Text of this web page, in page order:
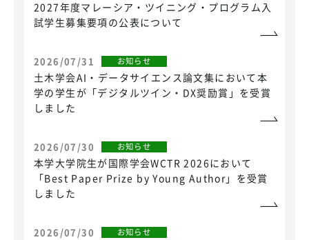
2027年度マレーシア・ツイニング・プログラム入
試学生募集要項の公表について
2026/07/31 お知らせ
土木学会AI・データサイエンス論文集において本
学の学生が「デジタルツイン・DX奨励賞」を受賞
しました
2026/07/30 お知らせ
本学大学院生が国際学会WCTR 2026において
「Best Paper Prize by Young Author」を受賞
しました
2026/07/30 お知らせ